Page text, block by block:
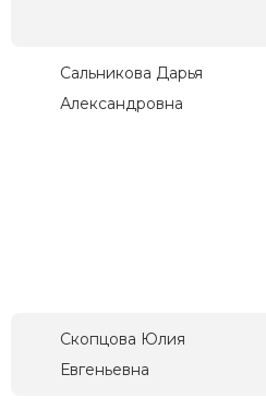
Сальникова Дарья
Александровна
Скопцова Юлия
Евгеньевна